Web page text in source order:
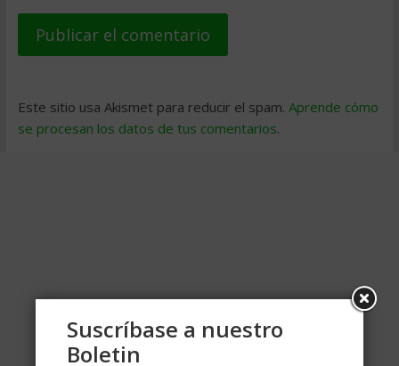
Este sitio usa Akismet para reducir el spam. Aprende cómo
se procesan los datos de tus comentarios.
Suscríbase a nuestro
Boletin